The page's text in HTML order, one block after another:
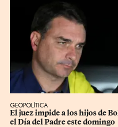
GEOPOLÍTICA
El juez impide a los hijos de
el Día del Padre este domingo